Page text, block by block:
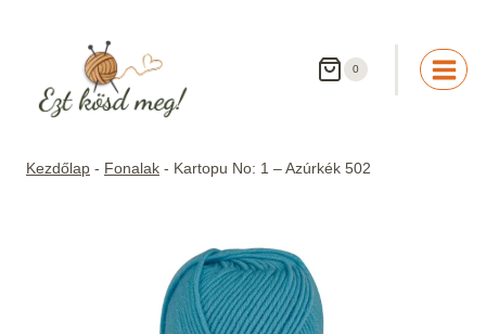
0
Kezdőlap - Fonalak - Kartopu No: 1 – Azúrkék 502